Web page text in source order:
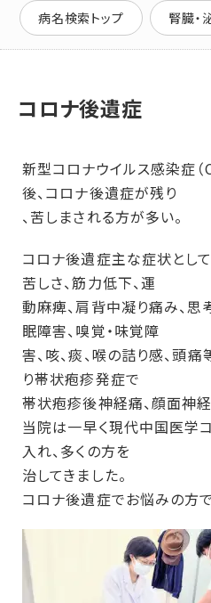
病名検索トップ 腎臓・
コロナ後遺症
新型コロナウイルス感染症（
後、コロナ後遺症が残り
、苦しまされる方が多い。
コロナ後遺症主な症状とし
苦しさ、筋力低下、運
動麻痺、肩背中凝り痛み、思
眠障害、嗅覚・味覚障
害、咳、痰、喉の詰り感、頭
り帯状疱疹発症で
帯状疱疹後神経痛、顔面神経
当院は一早く現代中国医学
入れ、多くの方を
治してきました。
コロナ後遺症でお悩みの方